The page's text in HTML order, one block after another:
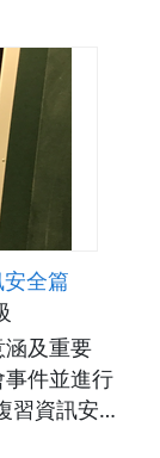
全篇
及重要
件並進行
習資訊安全